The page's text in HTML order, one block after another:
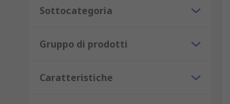
Sottocategoria
Gruppo di prodotti
Caratteristiche